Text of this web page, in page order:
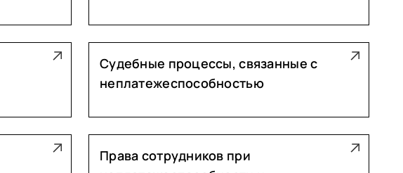
Судебные процессы, связанные с
неплатежеспособностью
Права сотрудников при